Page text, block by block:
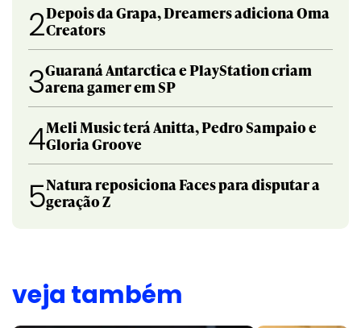
2Depois da Grapa, Dreamers adiciona Oma
Creators
3Guaraná Antarctica e PlayStation criam
arena gamer em SP
4Meli Music terá Anitta, Pedro Sampaio e
Gloria Groove
5Natura reposiciona Faces para disputar a
geração Z
veja também